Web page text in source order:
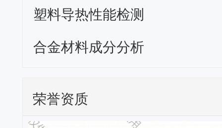
塑料导热性能检测
合金材料成分分析
荣誉资质